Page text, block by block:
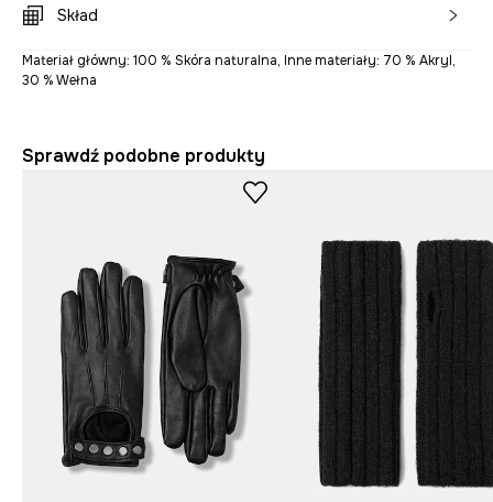
Skład
Materiał główny: 100 % Skóra naturalna, Inne materiały: 70 % Akryl,
30 % Wełna
Sprawdź podobne produkty